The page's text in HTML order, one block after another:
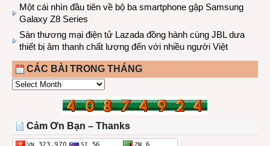
Một cái nhìn đầu tiên về bộ ba smartphone gập Samsung
Galaxy Z8 Series
Sàn thương mại điện tử Lazada đồng hành cùng JBL dưa
thiết bị âm thanh chất lượng đến với nhiều người Việt
CÁC BÀI TRONG THÁNG
CÁC
THÁNG
Cảm Ơn Bạn – Thanks